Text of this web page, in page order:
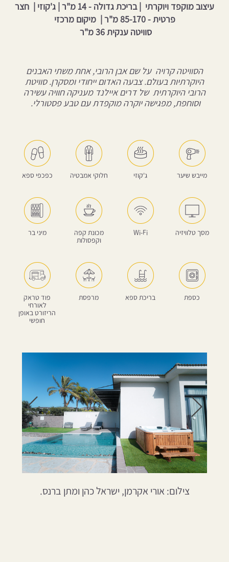
עיצוב מוקפד ויוקרתי | בריכת גדולה - 14 מ"ר | ג'קוזי | חצר
פרטית - 85-170 מ"ר | מיקום מרכזי
סוויטה ענקית 36 מ"ר
הסוויטה קרויה על שם אבן הרובי, אחת משתי האבנים
היוקרתיות בעולם. צבעה האדום ייחודי ומסקרן. סוויטת
הרובי היוקרתית של דרים איילנד מעניקה חוויה עשירה
וסוחפת, מפגישה יוקרה מוקפדת עם טבע פסטורלי.
מייבש שיער ג'קוזי חלוקי אמבטיה כפכפי ספא
מסך טלוויזיה Wi-Fi
מכונת קפה
וקפסולות
מיני בר
כספת בריכת ספא מרפסת
פוד טראק
לאורחי
הריזורט באופן
חופשי
עבור
לתמונה
הבאה
צילום: אורי אקרמן, ישראל כהן ומתן ברנס.